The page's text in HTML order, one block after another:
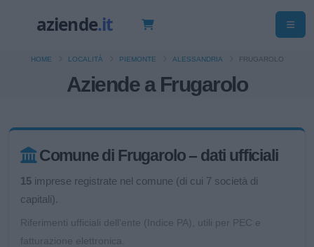
Aziende a Frugarolo
HOME LOCALITÀ PIEMONTE ALESSANDRIA FRUGAROLO
Comune di Frugarolo – dati ufficiali
15 imprese registrate nel comune (di cui 7 società di
capitali).
Riferimenti ufficiali dell'ente (Indice PA), utili per PEC e
fatturazione elettronica.